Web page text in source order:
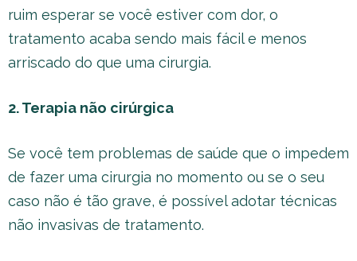
ruim esperar se você estiver com dor, o
tratamento acaba sendo mais fácil e menos
arriscado do que uma cirurgia.
2. Terapia não cirúrgica
Se você tem problemas de saúde que o impedem
de fazer uma cirurgia no momento ou se o seu
caso não é tão grave, é possível adotar técnicas
não invasivas de tratamento.